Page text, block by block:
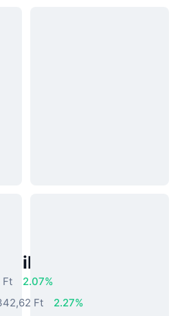
Világbeli Eszközök
Ft
2.07%
Ft
2.27%